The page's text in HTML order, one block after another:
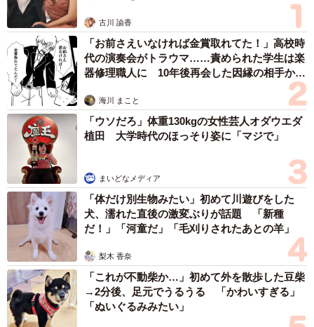
文部科学省「2021（令和3）年度子供の学習費調査」によ
ると、私立中学校の学費は以下のようになっています。
・中学1年生：約180万円
・中学2年生：約122万円
・中学3年生：約128万円
・私立中学校3年間：約430万
また、私立中学生の補助学習費は、平均約26.2万円となっ
ており、内訳の平均額は以下の通りです。
・家庭内学習費：約4万円
・通信教育・家庭教師費：約3.7万円
・学習塾費：約17.5万円
※補助学習費用0円世帯も含む。
古川 諭香
「お前さえいなければ金賞取れてた！」高校時
代の演奏会がトラウマ……責められた学生は楽
器修理職人に 10年後再会した因縁の相手から
海川 まこと
「ウソだろ」体重130kgの女性芸人オダウエダ
植田 大学時代のほっそり姿に「マジで」
まいどなメディア
「体だけ別生物みたい」初めて川遊びをした
犬、濡れた直後の激変ぶりが話題 「新種
だ！」「河童だ」「毛刈りされたあとの羊」
梨木 香奈
「これが不動柴か…」初めて外を散歩した豆柴
→2分後、足元でうるうる 「かわいすぎる」
「ぬいぐるみみたい」